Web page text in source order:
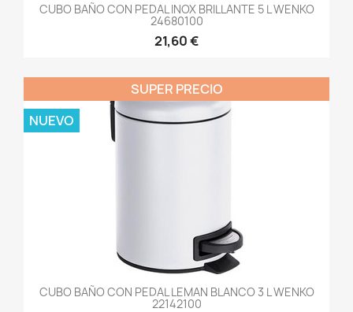
CUBO BAÑO CON PEDAL INOX BRILLANTE 5 L WENKO
24680100
21,60 €
CUBO BAÑO CON PEDAL LEMAN BLANCO 3 L WENKO
22142100
SUPER PRECIO
NUEVO